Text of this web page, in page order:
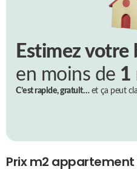
Estimez votre
en moins de 1
C’est rapide, gratuit…et ça peut
Prix m2